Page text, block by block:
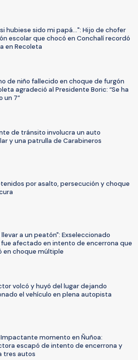
hubiese sido mi papá...": Hijo de chofer
escolar que chocó en Conchalí recordó
en Recoleta
de niño fallecido en choque de furgón
agradeció al Presidente Boric: “Se ha
un 7”
de tránsito involucra un auto
y una patrulla de Carabineros
por asalto, persecución y choque
llevar a un peatón": Exseleccionado
afectado en intento de encerrona que
en choque múltiple
volcó y huyó del lugar dejando
el vehículo en plena autopista
Impactante momento en Ñuñoa:
escapó de intento de encerrona y
tres autos